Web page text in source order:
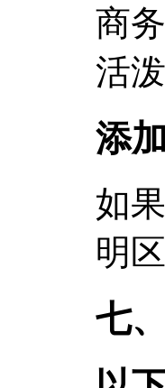
商
活
添
如
明
七